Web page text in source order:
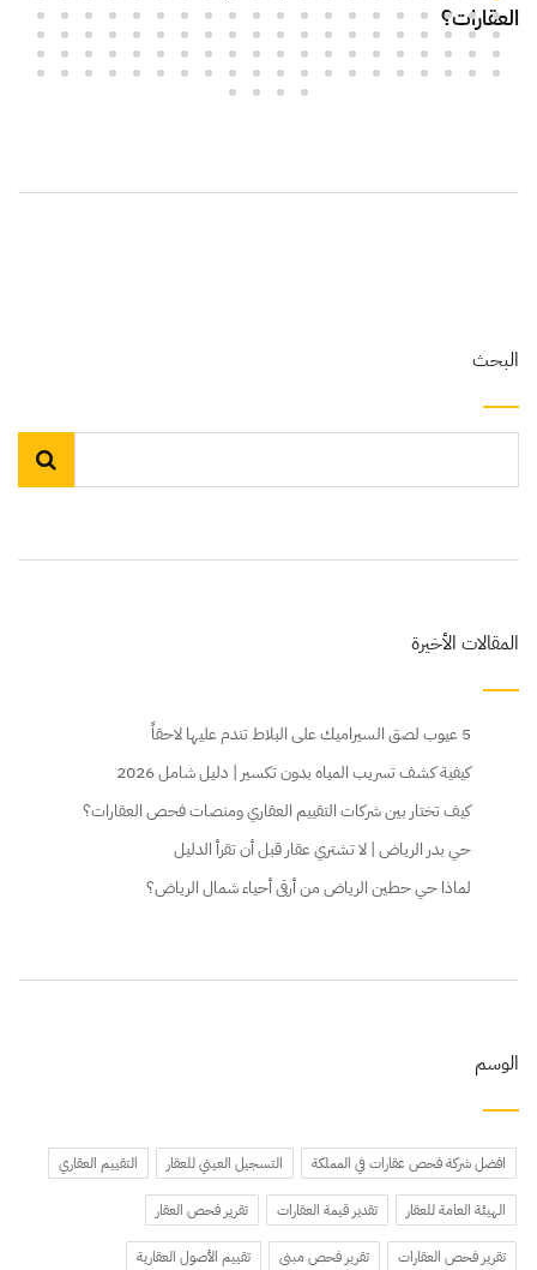
العقارات؟
البحث
المقالات الأخيرة
5 عيوب لصق السيراميك على البلاط تندم عليها لاحقاً
كيفية كشف تسريب المياه بدون تكسير | دليل شامل 2026
كيف تختار بين شركات التقييم العقاري ومنصات فحص العقارات؟
حي بدر الرياض | لا تشتري عقار قبل أن تقرأ الدليل
لماذا حي حطين الرياض من أرقى أحياء شمال الرياض؟
الوسم
افضل شركة فحص عقارات في المملكة التسجيل العيني للعقار التقييم العقاري
الهيئة العامة للعقار تقدير قيمة العقارات تقرير فحص العقار
تقرير فحص العقارات تقرير فحص مبنى تقييم الأصول العقارية